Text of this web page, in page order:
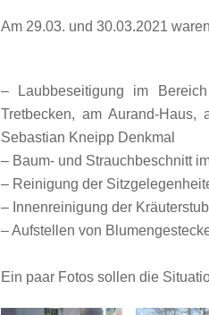
Am 29.03. und 30.03.2021
– Laubbeseitigung im
Tretbecken, am Aurand-
Sebastian Kneipp Denkmal
– Baum- und Strauchbeschnitt
– Reinigung der
– Innenreinigung der
– Aufstellen von
Ein paar Fotos sollen die